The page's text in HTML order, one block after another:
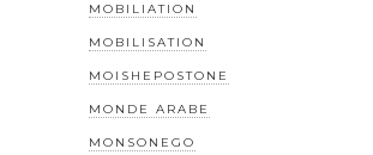
MOBILIATION
MOBILISATION
MOISHEPOSTONE
MONDE ARABE
MONSONEGO